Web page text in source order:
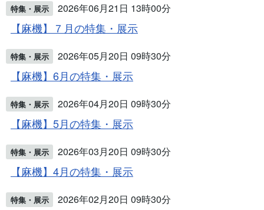
特集・展示 2026年06月21日 13時00分
【麻機】７月の特集・展示
特集・展示 2026年05月20日 09時30分
【麻機】6月の特集・展示
特集・展示 2026年04月20日 09時30分
【麻機】5月の特集・展示
特集・展示 2026年03月20日 09時30分
【麻機】4月の特集・展示
特集・展示 2026年02月20日 09時30分